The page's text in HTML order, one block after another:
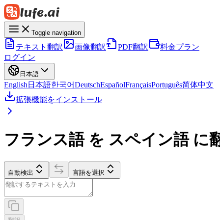
Toggle navigation
テキスト翻訳 画像翻訳 PDF翻訳
料金プラン
ログイン
日本語
English 日本語한국어DeutschEspañolFrançaisPortuguês简体中文
拡張機能をインストール
フランス語 を スペイン語 に
自動検出 言語を選択